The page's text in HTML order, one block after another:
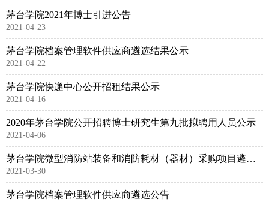
茅台学院2021年博士引进公告
2021-04-23
茅台学院档案管理软件供应商遴选结果公示
2021-04-22
茅台学院快递中心公开招租结果公示
2021-04-16
2020年茅台学院公开招聘博士研究生第九批拟聘用人员公示
2021-04-06
茅台学院微型消防站装备和消防耗材（器材）采购项目遴选公告
2021-03-30
茅台学院档案管理软件供应商遴选公告